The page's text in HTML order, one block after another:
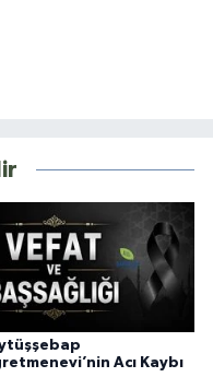
Acı Kaybı